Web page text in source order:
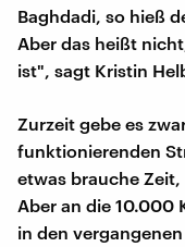
Baghdadi, so hieß
Aber das heißt
ist", sagt Kristin
Zurzeit gebe es
funktionierenden
etwas brauche
Aber an die 10.000
in den